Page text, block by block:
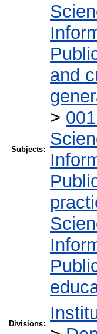
Subjects:
and
>
Divisions: